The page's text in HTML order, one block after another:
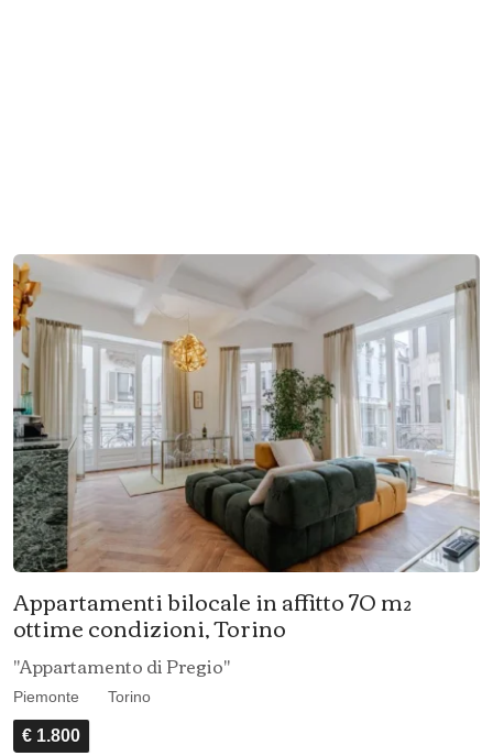
Appartamenti bilocale in affitto 70 m²
ottime condizioni, Torino
"Appartamento di Pregio"
Piemonte Torino
€ 1.800